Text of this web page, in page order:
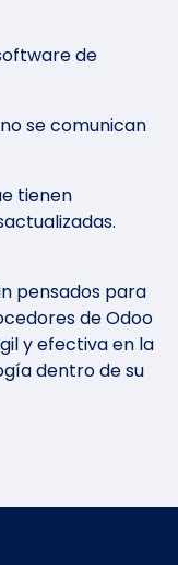
de
se comunican
tienen
pensados para
de Odoo
y efectiva en la
dentro de su